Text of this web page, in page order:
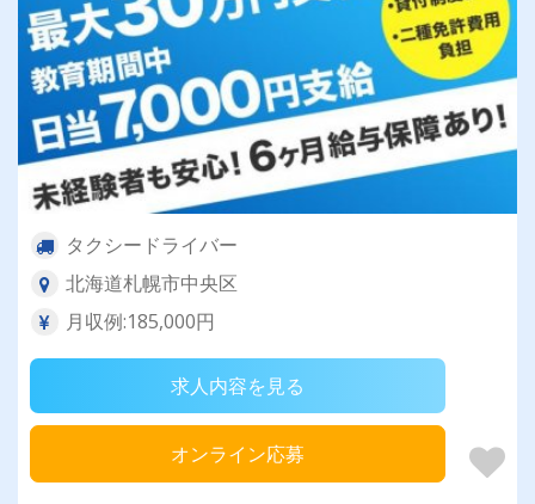
タクシードライバー
北海道札幌市中央区
月収例:185,000円
求人内容を見る
オンライン応募